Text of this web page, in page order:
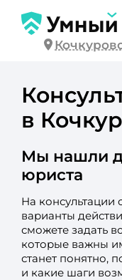
в
Мы нашли
юриста
На
варианты
сможете задать
которые важны
станет понятно,
и какие шаги